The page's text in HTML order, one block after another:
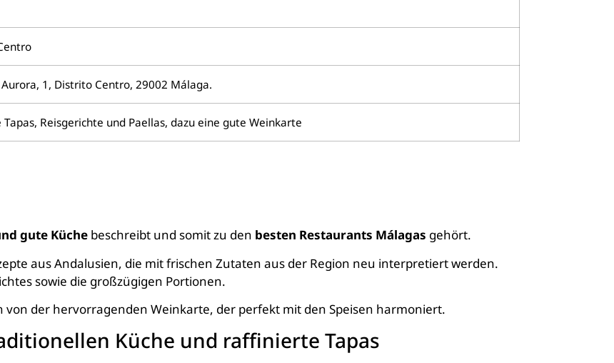
1, Distrito Centro, 29002 Málaga.
Tapas, Reisgerichte und Paellas, dazu eine gute Weinkarte
gute Küche beschreibt und somit zu den besten Restaurants Málagas gehört.
aus Andalusien, die mit frischen Zutaten aus der Region neu interpretiert werden.
sowie die großzügigen Portionen.
von der hervorragenden Weinkarte, der perfekt mit den Speisen harmoniert.
Küche und raffinierte Tapas